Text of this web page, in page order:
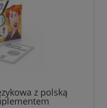
z polską